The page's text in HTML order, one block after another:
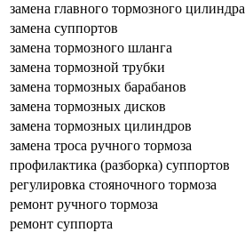
замена главного тормозного цилиндра
замена суппортов
замена тормозного шланга
замена тормозной трубки
замена тормозных барабанов
замена тормозных дисков
замена тормозных цилиндров
замена троса ручного тормоза
профилактика (разборка) суппортов
регулировка стояночного тормоза
ремонт ручного тормоза
ремонт суппорта